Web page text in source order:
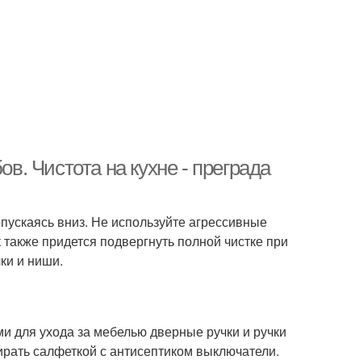
Чистота на кухне - преграда
вниз. Не используйте агрессивные
придется подвергнуть полной чистке при
и ниши.
ухода за мебелью дверные ручки и ручки
салфеткой с антисептиком выключатели.